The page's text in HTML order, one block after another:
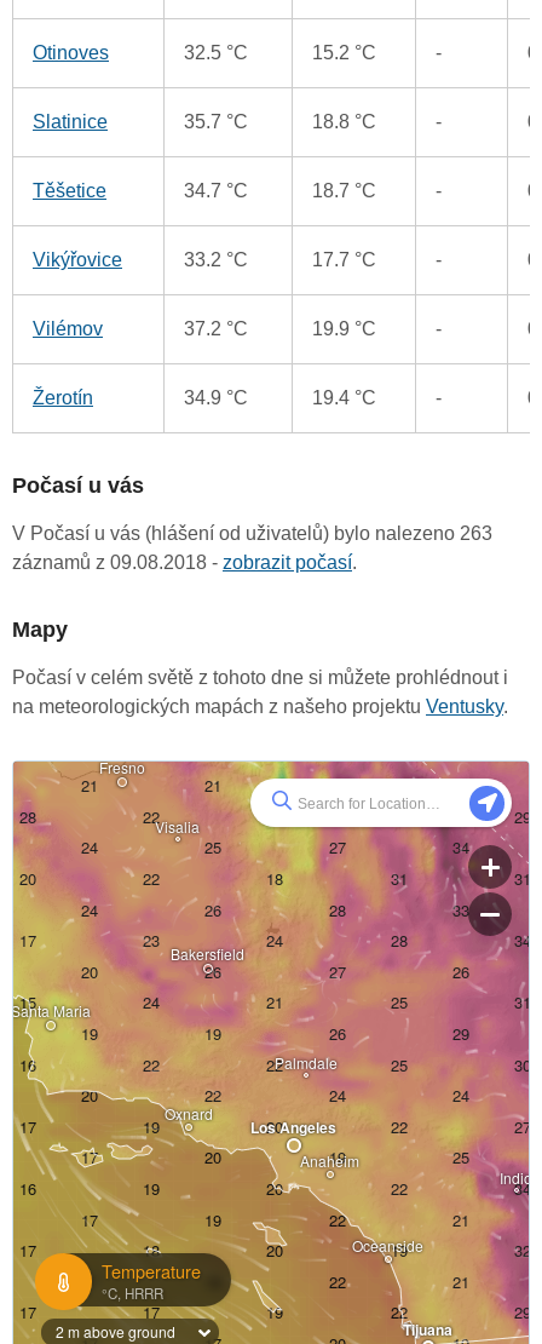
Otinoves 32.5 °C 15.2 °C - 0
Slatinice 35.7 °C 18.8 °C - 0
Těšetice 34.7 °C 18.7 °C - 0
Vikýřovice 33.2 °C 17.7 °C - 0
Vilémov 37.2 °C 19.9 °C - 0
Žerotín 34.9 °C 19.4 °C - 0
Počasí u vás
V Počasí u vás (hlášení od uživatelů) bylo nalezeno 263
záznamů z 09.08.2018 - zobrazit počasí.
Mapy
Počasí v celém světě z tohoto dne si můžete prohlédnout i
na meteorologických mapách z našeho projektu Ventusky.